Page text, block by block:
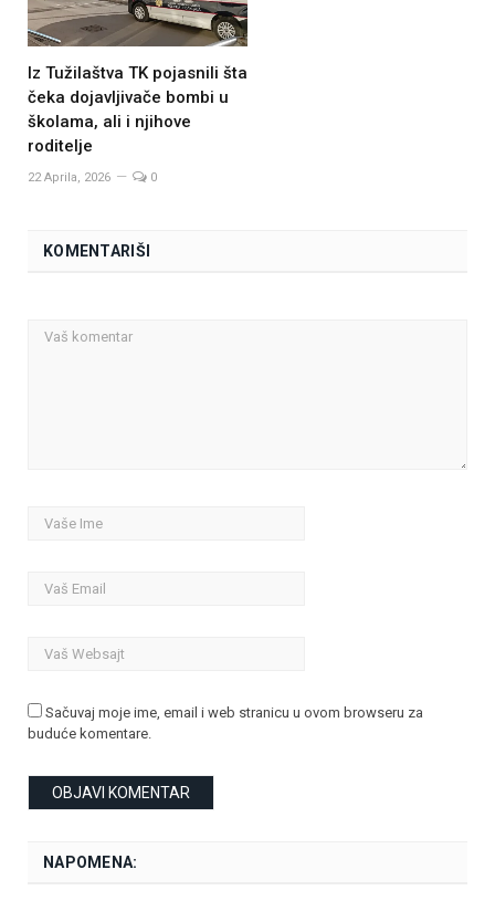
Iz Tužilaštva TK pojasnili šta
čeka dojavljivače bombi u
školama, ali i njihove
roditelje
22 Aprila, 2026 0
KOMENTARIŠI
Sačuvaj moje ime, email i web stranicu u ovom browseru za
buduće komentare.
NAPOMENA: